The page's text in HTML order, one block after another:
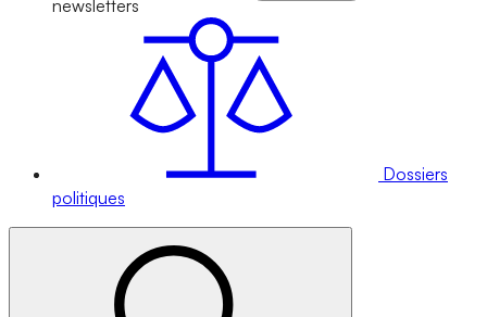
newsletters
Dossiers
politiques